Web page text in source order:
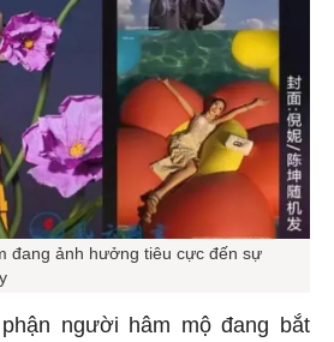
đang ảnh hưởng tiêu cực đến sự
người hâm mộ đang bắt